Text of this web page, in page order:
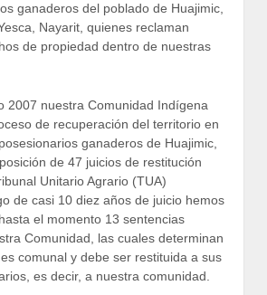
ganaderos del poblado de Huajimic,
Nayarit, quienes reclaman
de propiedad dentro de nuestras
2007 nuestra Comunidad Indígena
de recuperación del territorio en
ganaderos de Huajimic,
de 47 juicios de restitución
Unitario Agrario (TUA)
de casi 10 diez años de juicio hemos
el momento 13 sentencias
Comunidad, las cuales determinan
comunal y debe ser restituida a sus
es decir, a nuestra comunidad.